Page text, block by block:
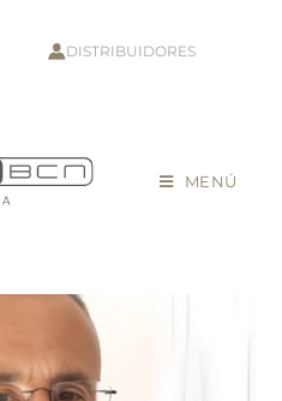
DISTRIBUIDORES
MENÚ